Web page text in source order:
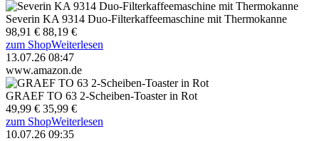
Severin KA 9314 Duo-Filterkaffeemaschine mit Thermokanne
98,91 € 88,19 €
zum ShopWeiterlesen
13.07.26 08:47
www.amazon.de
GRAEF TO 63 2-Scheiben-Toaster in Rot
49,99 € 35,99 €
zum ShopWeiterlesen
10.07.26 09:35